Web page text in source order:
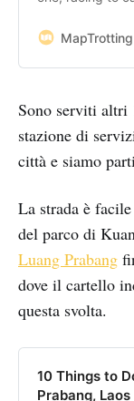
Thailand to the
times, you’ll
looking towards
MapTrotting
Sono serviti altri
stazione di
città e siamo
La strada è
del parco di
Luang Prabang
dove il cartello
questa svolta.
10 Things to
Prabang, Laos